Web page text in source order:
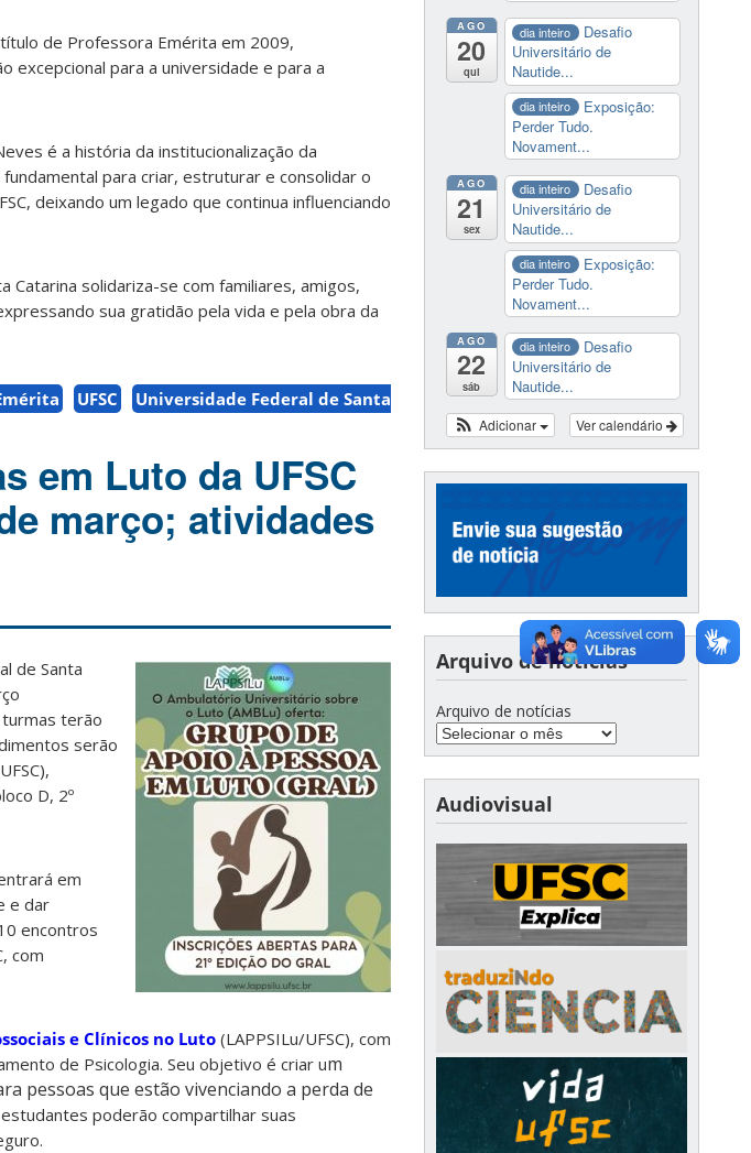
de Professora Emérita em 2009,
excepcional para a universidade e para a
é a história da institucionalização da
para criar, estruturar e consolidar o
deixando um legado que continua influenciando
solidariza-se com familiares, amigos,
sua gratidão pela vida e pela obra da
UFSC
Universidade Federal de Santa
em Luto da UFSC
março; atividades
de Santa
turmas terão
serão
D, 2º
em
e dar
encontros
com
e Clínicos no Luto(LAPPSILu/UFSC), com
de Psicologia. Seu objetivo é criar um
pessoas que estão vivenciando a perda de
poderão compartilhar suas
AGO
20
qui
dia inteiro
Desafio
Universitário de
Nautide...
dia inteiro
Exposição:
Perder Tudo.
Novament...
AGO
21
sex
dia inteiro
Desafio
Universitário de
Nautide...
dia inteiro
Exposição:
Perder Tudo.
Novament...
AGO
22
sáb
dia inteiro
Desafio
Universitário de
Nautide...
Ver calendário
Adicionar
Arquivo de notícias
Arquivo de notícias
Audiovisual